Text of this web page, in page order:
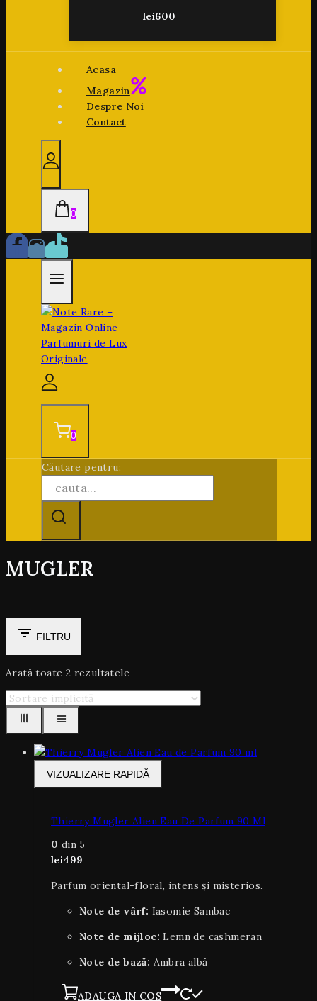
lei600
Acasa
Magazin
Despre Noi
Contact
0
0
Căutare pentru:
MUGLER
FILTRU
Arată toate 2 rezultatele
VIZUALIZARE RAPIDĂ
Thierry Mugler Alien Eau De Parfum 90 Ml
0 din 5
lei499
Parfum oriental-floral, intens și misterios.
Note de vârf: Iasomie Sambac
Note de mijloc: Lemn de cashmeran
Note de bază: Ambra albă
ADAUGA IN COS